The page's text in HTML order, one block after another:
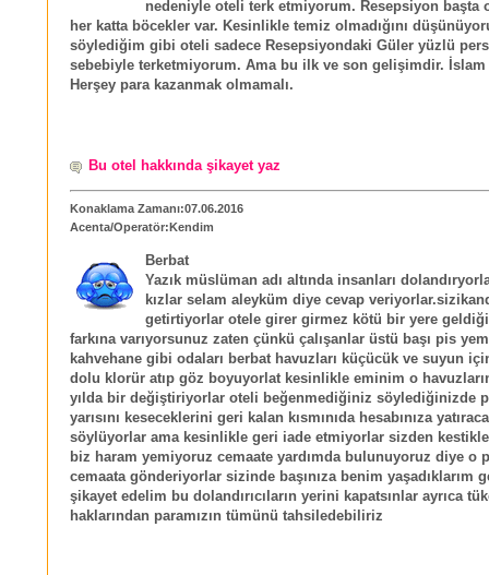
nedeniyle oteli terk etmiyorum. Resepsiyon başta
her katta böcekler var. Kesinlikle temiz olmadığını
söylediğim gibi oteli sadece Resepsiyondaki Güler yüzlü
sebebiyle terketmiyorum. Ama bu ilk ve son gelişimdir.
Herşey para kazanmak olmamalı.
Bu otel hakkında şikayet yaz
Konaklama Zamanı:07.06.2016
Acenta/Operatör:Kendim
Berbat
Yazık müslüman adı altında insanları
kızlar selam aleyküm diye cevap
getirtiyorlar otele girer girmez kötü bir yere
farkına varıyorsunuz zaten çünkü çalışanlar üstü başı pis
kahvehane gibi odaları berbat havuzları küçücük ve suyun
dolu klorür atıp göz boyuyorlat kesinlikle eminim o
yılda bir değiştiriyorlar oteli beğenmediğiniz söylediğinizde
yarısını keseceklerini geri kalan kısmınıda hesabınıza
söylüyorlar ama kesinlikle geri iade etmiyorlar sizden
biz haram yemiyoruz cemaate yardımda bulunuyoruz diye o
cemaata gönderiyorlar sizinde başınıza benim yaşadıklarım
şikayet edelim bu dolandırıcıların yerini kapatsınlar ayrıca
haklarından paramızın tümünü tahsiledebiliriz